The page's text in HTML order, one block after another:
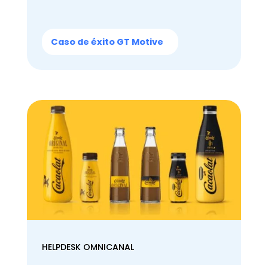
Caso de éxito GT Motive
HELPDESK OMNICANAL